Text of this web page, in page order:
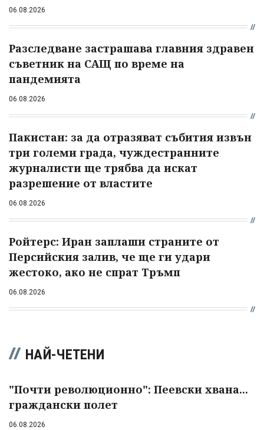
06.08.2026
Разследване застрашава главния здравен
съветник на САЩ по време на
пандемията
06.08.2026
Пакистан: за да отразяват събития извън
три големи града, чуждестранните
журналисти ще трябва да искат
разрешение от властите
06.08.2026
Ройтерс: Иран заплаши страните от
Персийския залив, че ще ги удари
жестоко, ако не спрат Тръмп
06.08.2026
НАЙ-ЧЕТЕНИ
"Почти революционно": Пеевски хвана...
граждански полет
06.08.2026